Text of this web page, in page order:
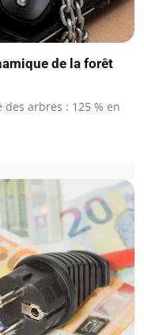
de la forêt
des arbres : 125 % en